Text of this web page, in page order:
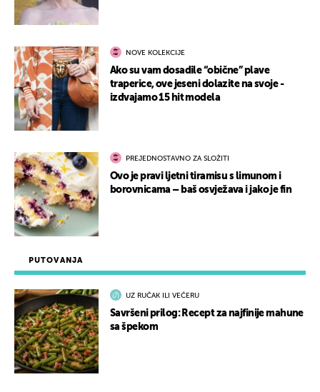
PUTOVANJA
UZ RUČAK ILI VEČERU
Savršeni prilog: Recept za najfinije mahune
sa špekom
NOVE KOLEKCIJE
Ako su vam dosadile “obične” plave
traperice, ove jeseni dolazite na svoje -
izdvajamo 15 hit modela
PREJEDNOSTAVNO ZA SLOŽITI
Ovo je pravi ljetni tiramisu s limunom i
borovnicama – baš osvježava i jako je fin